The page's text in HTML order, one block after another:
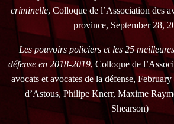
criminelle, Colloque de l’Association des
province, September 28,
Les pouvoirs policiers et les 25
défense en 2018-2019, Colloque de
avocats et avocates de la défense,
d’Astous, Philipe Knerr, Maxime
Shearson)